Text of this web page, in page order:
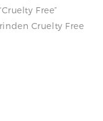
Free”
Cruelty Free